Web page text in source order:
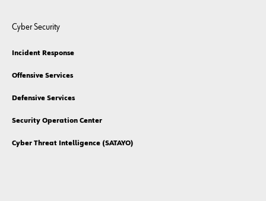
Cyber Security
Incident Response
Offensive Services
Defensive Services
Security Operation Center
Cyber Threat Intelligence (SATAYO)